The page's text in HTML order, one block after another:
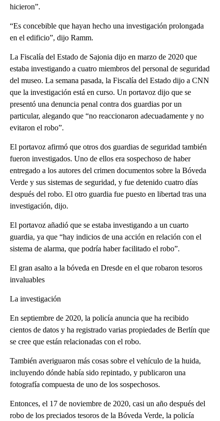
hicieron”.
“Es concebible que hayan hecho una investigación prolongada
en el edificio”, dijo Ramm.
La Fiscalía del Estado de Sajonia dijo en marzo de 2020 que
estaba investigando a cuatro miembros del personal de seguridad
del museo. La semana pasada, la Fiscalía del Estado dijo a CNN
que la investigación está en curso. Un portavoz dijo que se
presentó una denuncia penal contra dos guardias por un
particular, alegando que “no reaccionaron adecuadamente y no
evitaron el robo”.
El portavoz afirmó que otros dos guardias de seguridad también
fueron investigados. Uno de ellos era sospechoso de haber
entregado a los autores del crimen documentos sobre la Bóveda
Verde y sus sistemas de seguridad, y fue detenido cuatro días
después del robo. El otro guardia fue puesto en libertad tras una
investigación, dijo.
El portavoz añadió que se estaba investigando a un cuarto
guardia, ya que “hay indicios de una acción en relación con el
sistema de alarma, que podría haber facilitado el robo”.
El gran asalto a la bóveda en Dresde en el que robaron tesoros
invaluables
La investigación
En septiembre de 2020, la policía anuncia que ha recibido
cientos de datos y ha registrado varias propiedades de Berlín que
se cree que están relacionadas con el robo.
También averiguaron más cosas sobre el vehículo de la huida,
incluyendo dónde había sido repintado, y publicaron una
fotografía compuesta de uno de los sospechosos.
Entonces, el 17 de noviembre de 2020, casi un año después del
robo de los preciados tesoros de la Bóveda Verde, la policía